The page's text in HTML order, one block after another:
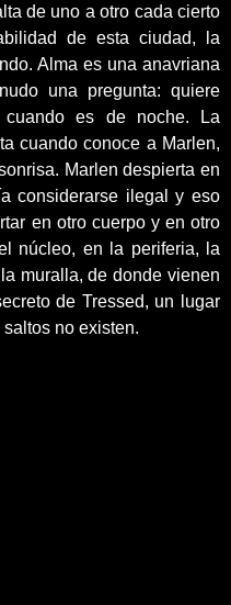
de uno a otro cada cierto
de esta ciudad, la
Alma es una anavriana
una pregunta: quiere
es de noche. La
cuando conoce a Marlen,
Marlen despierta en
considerarse ilegal y eso
en otro cuerpo y en otro
núcleo, en la periferia, la
muralla, de donde vienen
de Tressed, un lugar
no existen.